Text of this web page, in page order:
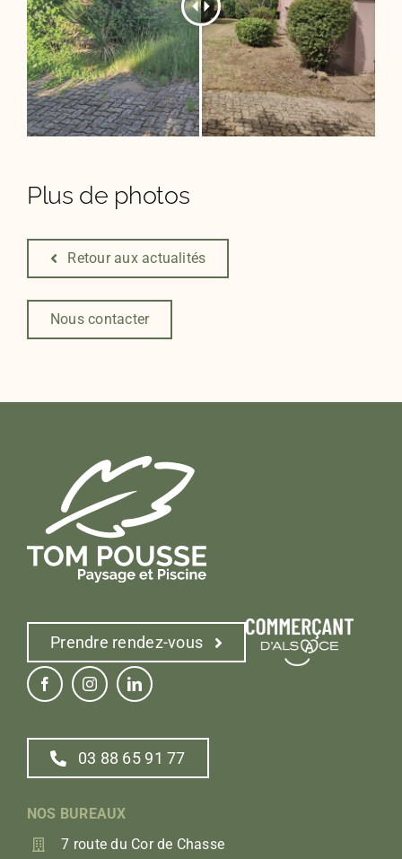
Plus de photos
Retour aux actualités
Nous contacter
Prendre rendez-vous
03 88 65 91 77
NOS BUREAUX
7 route du Cor de Chasse